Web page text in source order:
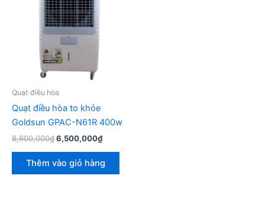
Quạt điều hòa
Quạt điều hòa to khỏe
Goldsun GPAC-N61R 400w
8,600,000₫Giá
là:
8,600,000₫.
6,500,000₫Giá
là:
Thêm vào giỏ hàng